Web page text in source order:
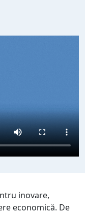
inovare,
economică. De